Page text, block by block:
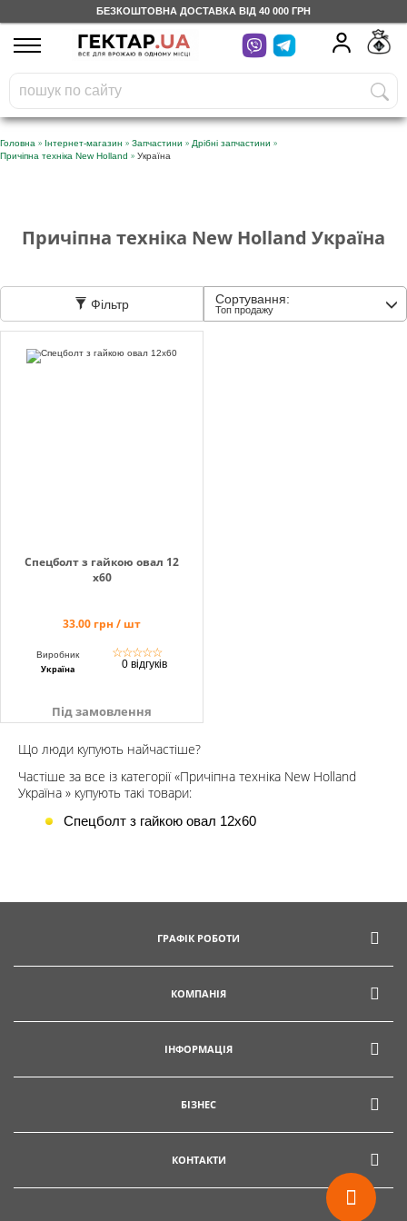
БЕЗКОШТОВНА ДОСТАВКА ВІД 40 000 ГРН
UA
На вашому
бонусному рахунку
грн
Безкоштовно по Україні
Доставка
0 800 203
Безкоштовно
по Україні
+38 (096) 733
733 0
+38 (066) 733
733 0
+38 (093) 733
733 0
Головна » Інтернет-магазин » Запчастини » Дрібні запчастини »
Причіпна техніка New Holland » Україна
Причіпна техніка New Holland Україна
Фільтр Сортування:
Топ продажу
Спецболт з гайкою овал 12
х60
33.00 грн / шт
Виробник
Україна
☆☆☆☆☆
0 відгуків
Під замовлення
Що люди купують найчастіше?
Частіше за все із категорії «Причіпна техніка New Holland
Україна » купують такі товари:
Спецболт з гайкою овал 12х60
ГРАФІК РОБОТИ
КОМПАНІЯ
ІНФОРМАЦІЯ
БІЗНЕС
КОНТАКТИ